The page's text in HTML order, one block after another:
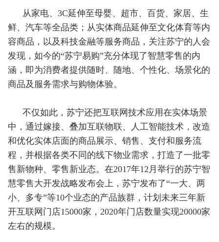
从家电、3C延伸至母婴、超市、百货、家居、生
鲜、汽车等全品类；从实体商品延伸至文化体育等内
容商品，以及科技金融等服务商品，关注苏宁的人会
发现，如今的“苏宁易购”充分体现了智慧零售的内
涵，即为消费者提供随时、随地、个性化、场景化的
商品及服务需求与购物体验。
不仅如此，苏宁还把互联网技术应用在实体场景
中，通过嫁接、叠加互联物联、人工智能技术，改造
和优化实体店面的商品展示、销售、支付和服务流
程，并根据各类不同的线下物业需求，打造了一批零
售新物种、零售新业态。在2017年12月举行的苏宁智
慧零售大开发战略发布会上，苏宁发布了“一大、两
小、多专”等10个业态的产品族群，计划未来三年新
开互联网门店15000家，2020年门店数量实现20000家
左右的规模。